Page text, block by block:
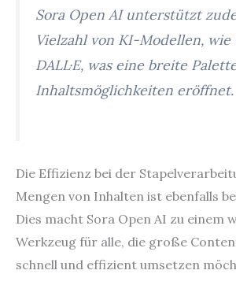
Sora Open AI unterstützt
Vielzahl von KI-Modellen, wie
DALL·E, was eine breite
Inhaltsmöglichkeiten eröffnet.
Die Effizienz bei der
Mengen von Inhalten ist ebenfalls
Dies macht Sora Open AI zu einem
Werkzeug für alle, die große
schnell und effizient umsetzen